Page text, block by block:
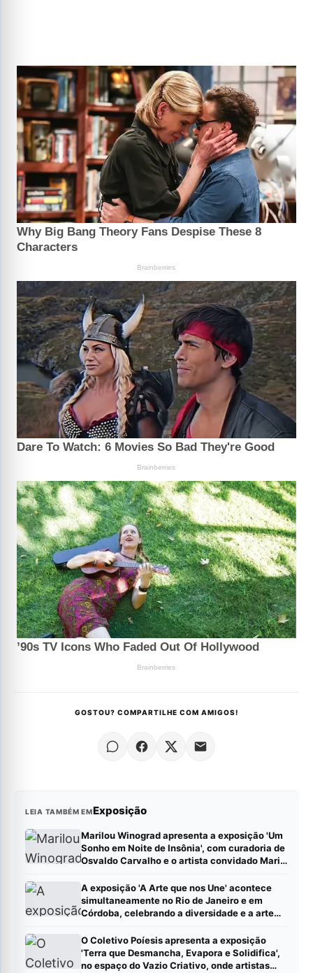
GOSTOU? COMPARTILHE COM AMIGOS!
LEIA TAMBÉM EMExposição
Marilou Winograd apresenta a exposição 'Um
Sonho em Noite de Insônia', com curadoria de
Osvaldo Carvalho e o artista convidado Mario
A exposição 'A Arte que nos Une' acontece
simultaneamente no Rio de Janeiro e em
Córdoba, celebrando a diversidade e a arte
em: https://gazeta24h.com/collab/?
status=published (Publique sua pauta –
Gazeta24h)
O Coletivo Poíesis apresenta a exposição
'Terra que Desmancha, Evapora e Solidifica',
no espaço do Vazio Criativo, onde artistas